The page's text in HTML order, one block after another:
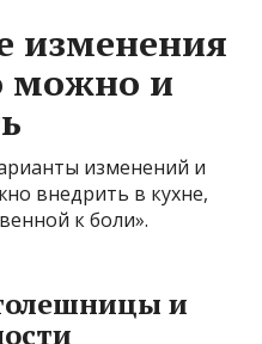
изменения
можно и
изменений и
внедрить в кухне,
к боли».
и